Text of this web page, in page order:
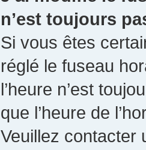
n’est toujours
Si vous êtes
réglé le fuseau
l’heure n’est
que l’heure de
Veuillez contacter